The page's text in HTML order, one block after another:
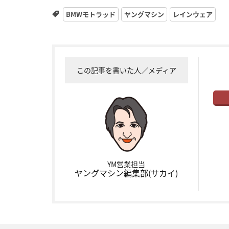
BMWモトラッド ヤングマシン レインウェア
この記事を書いた人／メディア
YM営業担当
ヤングマシン編集部(サカイ)